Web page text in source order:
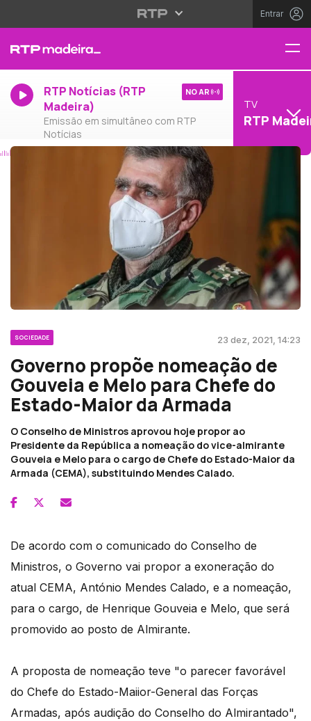
Entrar
RTP Notícias (RTP
Madeira)
Emissão em simultâneo com RTP
Notícias
NO AR
TV
RTP
SOCIEDADE 23 dez, 2021, 14:23
Governo propõe nomeação de
Gouveia e Melo para Chefe do
Estado-Maior da Armada
O Conselho de Ministros aprovou hoje propor ao
Presidente da República a nomeação do vice-almirante
Gouveia e Melo para o cargo de Chefe do Estado-Maior da
Armada (CEMA), substituindo Mendes Calado.
De acordo com o comunicado do Conselho de
Ministros, o Governo vai propor a exoneração do
atual CEMA, António Mendes Calado, e a nomeação,
para o cargo, de Henrique Gouveia e Melo, que será
promovido ao posto de Almirante.
A proposta de nomeação teve "o parecer favorável
do Chefe do Estado-Maiior-General das Forças
Armadas, após audição do Conselho do Almirantado",